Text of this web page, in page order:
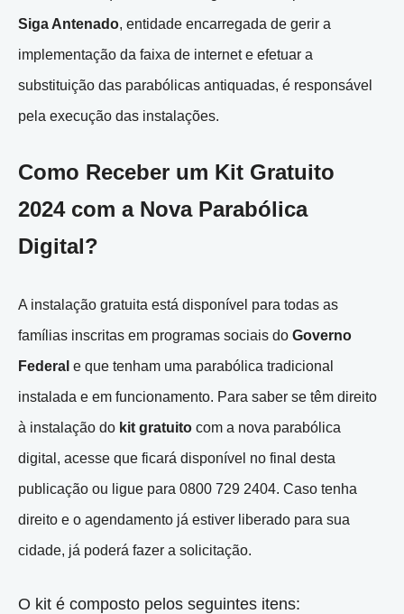
Siga Antenado, entidade encarregada de gerir a
implementação da faixa de internet e efetuar a
substituição das parabólicas antiquadas, é responsável
pela execução das instalações.
Como Receber um Kit Gratuito
2024 com a Nova Parabólica
Digital?
A instalação gratuita está disponível para todas as
famílias inscritas em programas sociais do Governo
Federal e que tenham uma parabólica tradicional
instalada e em funcionamento. Para saber se têm direito
à instalação do kit gratuito com a nova parabólica
digital, acesse que ficará disponível no final desta
publicação ou ligue para 0800 729 2404. Caso tenha
direito e o agendamento já estiver liberado para sua
cidade, já poderá fazer a solicitação.
O kit é composto pelos seguintes itens: